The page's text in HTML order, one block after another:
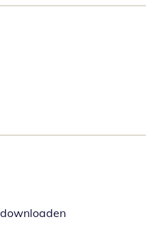
Öffnet in